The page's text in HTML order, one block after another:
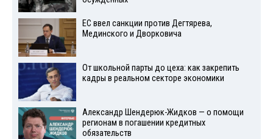
ЕС ввел санкции против Дегтярева,
Мединского и Дворковича
От школьной парты до цеха: как закрепить
кадры в реальном секторе экономики
Александр Шендерюк-Жидков — о помощи
регионам в погашении кредитных
обязательств